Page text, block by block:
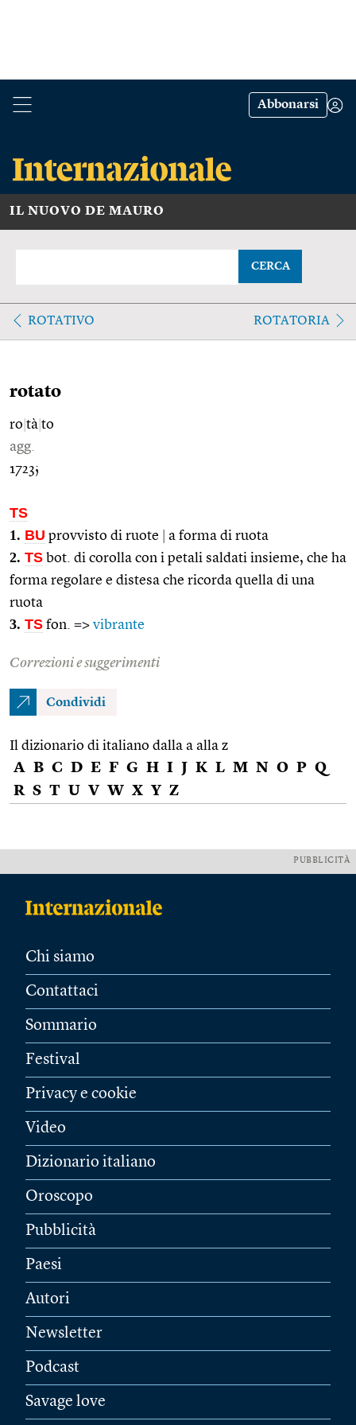
Abbonarsi
IL NUOVO DE MAURO
CERCA
ROTATIVO ROTATORIA
rotato
ro tà to
agg.
1723;
TS
1. BU provvisto di ruote a forma di ruota
2. TS bot. di corolla con i petali saldati insieme, che ha
forma regolare e distesa che ricorda quella di una
ruota
3. TS fon. => vibrante
Correzioni e suggerimenti
Condividi
Il dizionario di italiano dalla a alla z
A B C D E F G H I J K L M N O P Q
R S T U V W X Y Z
PUBBLICITÀ
Chi siamo
Contattaci
Sommario
Festival
Privacy e cookie
Video
Dizionario italiano
Oroscopo
Pubblicità
Paesi
Autori
Newsletter
Podcast
Savage love